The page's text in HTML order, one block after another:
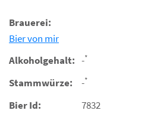
Brauerei:
Bier von mir
Alkoholgehalt: -*
Stammwürze: -*
Bier Id: 7832